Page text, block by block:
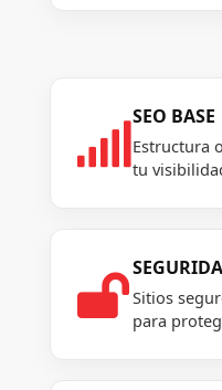

SEO BASE
Estructura
tu
Sitios
para